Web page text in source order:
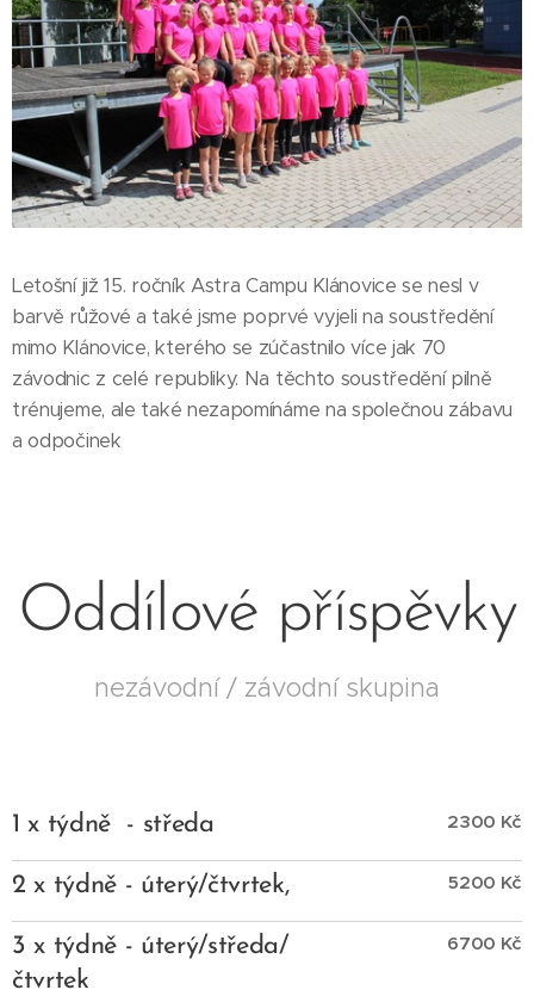
Letošní již 15. ročník Astra Campu Klánovice se nesl v
barvě růžové a také jsme poprvé vyjeli na soustředění
mimo Klánovice, kterého se zúčastnilo více jak 70
závodnic z celé republiky. Na těchto soustředění pilně
trénujeme, ale také nezapomínáme na společnou zábavu
a odpočinek
Oddílové příspěvky
nezávodní / závodní skupina
1 x týdně - středa 2300 Kč
2 x týdně - úterý/čtvrtek, 5200 Kč
3 x týdně - úterý/středa/
čtvrtek
6700 Kč